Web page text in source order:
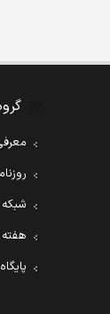
شبکه
هفته